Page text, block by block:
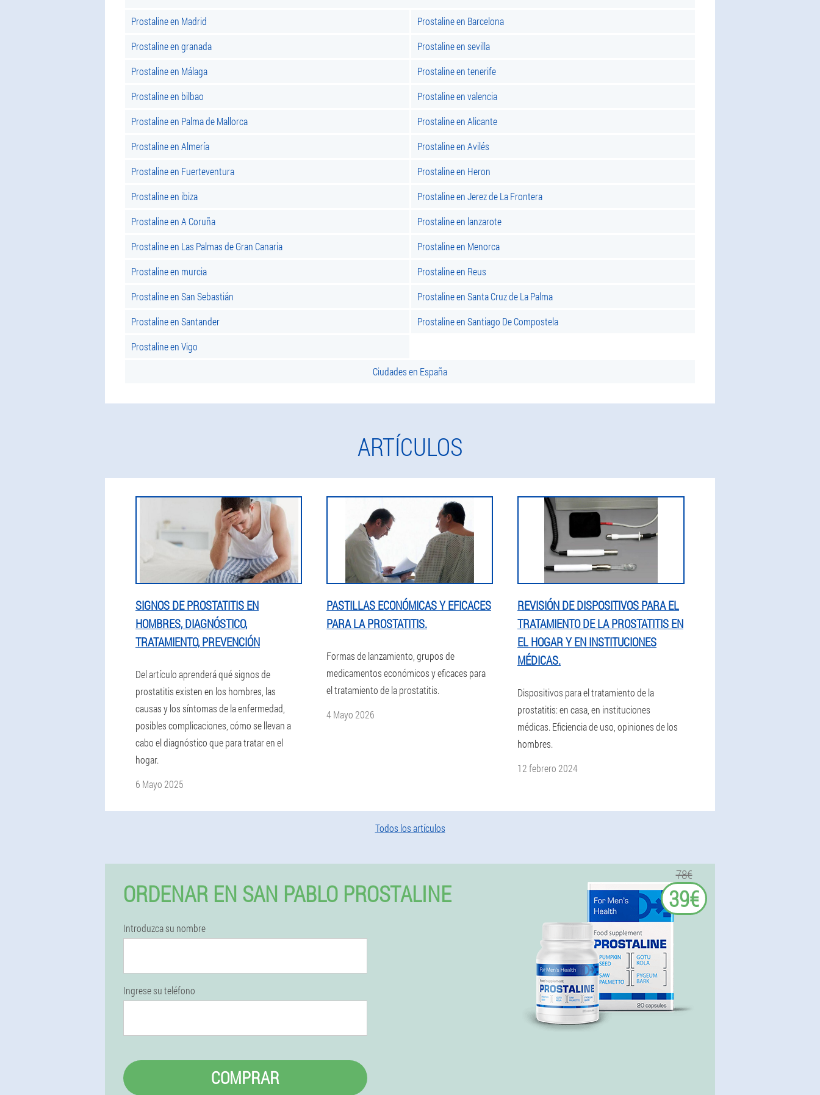
Prostaline en Madrid
Prostaline en Barcelona
Prostaline en granada
Prostaline en sevilla
Prostaline en Málaga
Prostaline en tenerife
Prostaline en bilbao
Prostaline en valencia
Prostaline en Palma de Mallorca
Prostaline en Alicante
Prostaline en Almería
Prostaline en Avilés
Prostaline en Fuerteventura
Prostaline en Heron
Prostaline en ibiza
Prostaline en Jerez de La Frontera
Prostaline en A Coruña
Prostaline en lanzarote
Prostaline en Las Palmas de Gran Canaria
Prostaline en Menorca
Prostaline en murcia
Prostaline en Reus
Prostaline en San Sebastián
Prostaline en Santa Cruz de La Palma
Prostaline en Santander
Prostaline en Santiago De Compostela
Prostaline en Vigo
Ciudades en España
ARTÍCULOS
SIGNOS DE PROSTATITIS EN
HOMBRES, DIAGNÓSTICO,
TRATAMIENTO, PREVENCIÓN
Del artículo aprenderá qué signos de
prostatitis existen en los hombres, las
causas y los síntomas de la enfermedad,
posibles complicaciones, cómo se llevan a
cabo el diagnóstico que para tratar en el
hogar.
6 Mayo 2025
PASTILLAS ECONÓMICAS Y EFICACES
PARA LA PROSTATITIS.
Formas de lanzamiento, grupos de
medicamentos económicos y eficaces para
el tratamiento de la prostatitis.
4 Mayo 2026
REVISIÓN DE DISPOSITIVOS PARA EL
TRATAMIENTO DE LA PROSTATITIS EN
EL HOGAR Y EN INSTITUCIONES
MÉDICAS.
Dispositivos para el tratamiento de la
prostatitis: en casa, en instituciones
médicas. Eficiencia de uso, opiniones de los
hombres.
12 febrero 2024
Todos los artículos
ORDENAR EN SAN PABLO PROSTALINE
Introduzca su nombre
Ingrese su teléfono
COMPRAR
78€
39€